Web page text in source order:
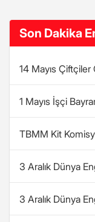
Son Dakika
14 Mayıs
1 Mayıs İşçi
TBMM Kit
3 Aralık Dünya
3 Aralık Dünya